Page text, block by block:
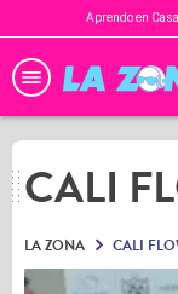
Aprendo en Casa
CALI
LA ZONA CALI